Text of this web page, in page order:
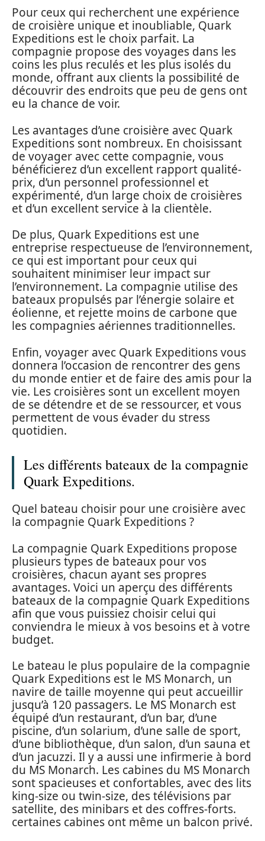
Pour ceux qui recherchent une expérience
de croisière unique et inoubliable, Quark
Expeditions est le choix parfait. La
compagnie propose des voyages dans les
coins les plus reculés et les plus isolés du
monde, offrant aux clients la possibilité de
découvrir des endroits que peu de gens ont
eu la chance de voir.
Les avantages d’une croisière avec Quark
Expeditions sont nombreux. En choisissant
de voyager avec cette compagnie, vous
bénéficierez d’un excellent rapport qualité-
prix, d’un personnel professionnel et
expérimenté, d’un large choix de croisières
et d’un excellent service à la clientèle.
De plus, Quark Expeditions est une
entreprise respectueuse de l’environnement,
ce qui est important pour ceux qui
souhaitent minimiser leur impact sur
l’environnement. La compagnie utilise des
bateaux propulsés par l’énergie solaire et
éolienne, et rejette moins de carbone que
les compagnies aériennes traditionnelles.
Enfin, voyager avec Quark Expeditions vous
donnera l’occasion de rencontrer des gens
du monde entier et de faire des amis pour la
vie. Les croisières sont un excellent moyen
de se détendre et de se ressourcer, et vous
permettent de vous évader du stress
quotidien.
Les différents bateaux de la compagnie
Quark Expeditions.
Quel bateau choisir pour une croisière avec
la compagnie Quark Expeditions ?
La compagnie Quark Expeditions propose
plusieurs types de bateaux pour vos
croisières, chacun ayant ses propres
avantages. Voici un aperçu des différents
bateaux de la compagnie Quark Expeditions
afin que vous puissiez choisir celui qui
conviendra le mieux à vos besoins et à votre
budget.
Le bateau le plus populaire de la compagnie
Quark Expeditions est le MS Monarch, un
navire de taille moyenne qui peut accueillir
jusqu’à 120 passagers. Le MS Monarch est
équipé d’un restaurant, d’un bar, d’une
piscine, d’un solarium, d’une salle de sport,
d’une bibliothèque, d’un salon, d’un sauna et
d’un jacuzzi. Il y a aussi une infirmerie à bord
du MS Monarch. Les cabines du MS Monarch
sont spacieuses et confortables, avec des lits
king-size ou twin-size, des télévisions par
satellite, des minibars et des coffres-forts.
certaines cabines ont même un balcon privé.